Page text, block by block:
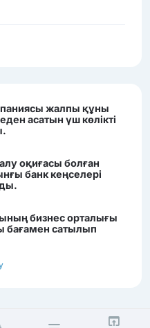
жалпы құны
асатын үш көлікті
оқиғасы болған
банк кеңселері
бизнес орталығы
бағамен сатылып